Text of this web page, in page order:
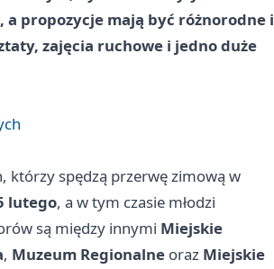
propozycje mają być różnorodne i
zajęcia ruchowe i jedno duże
którzy spędzą przerwę zimową w
lutego, a w tym czasie młodzi
są między innymi Miejskie
, Muzeum Regionalne oraz Miejskie